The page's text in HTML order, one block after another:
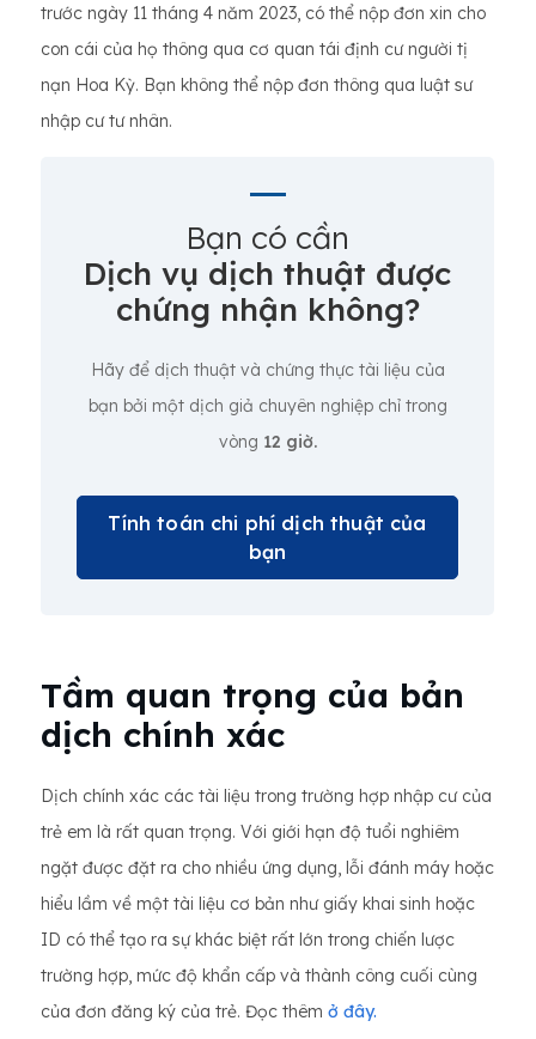
trước ngày 11 tháng 4 năm 2023, có thể nộp đơn xin cho
con cái của họ thông qua cơ quan tái định cư người tị
nạn Hoa Kỳ. Bạn không thể nộp đơn thông qua luật sư
nhập cư tư nhân.
Bạn có cần
Dịch vụ dịch thuật được
chứng nhận không?
Hãy để dịch thuật và chứng thực tài liệu của
bạn bởi một dịch giả chuyên nghiệp chỉ trong
vòng 12 giờ.
Tính toán chi phí dịch thuật của
bạn
Tầm quan trọng của bản
dịch chính xác
Dịch chính xác các tài liệu trong trường hợp nhập cư của
trẻ em là rất quan trọng. Với giới hạn độ tuổi nghiêm
ngặt được đặt ra cho nhiều ứng dụng, lỗi đánh máy hoặc
hiểu lầm về một tài liệu cơ bản như giấy khai sinh hoặc
ID có thể tạo ra sự khác biệt rất lớn trong chiến lược
trường hợp, mức độ khẩn cấp và thành công cuối cùng
của đơn đăng ký của trẻ. Đọc thêm ở đây.